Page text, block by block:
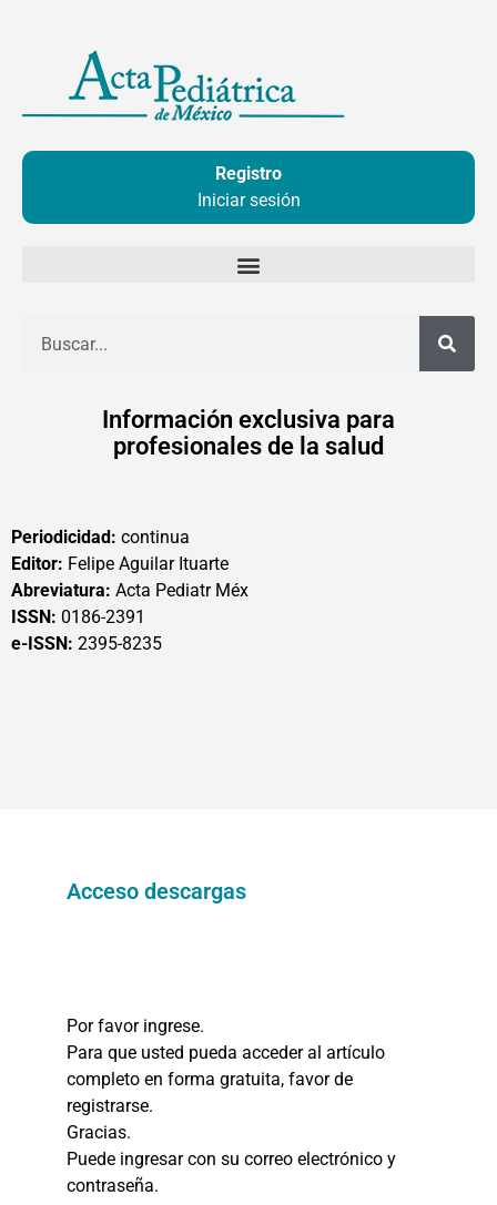
contenido
Registro
Iniciar sesión
Información exclusiva para
profesionales de la salud
Periodicidad: continua
Editor: Felipe Aguilar Ituarte
Abreviatura: Acta Pediatr Méx
ISSN: 0186-2391
e-ISSN: 2395-8235
Acceso descargas
Por favor ingrese.
Para que usted pueda acceder al artículo
completo en forma gratuita, favor de
registrarse.
Gracias.
Puede ingresar con su correo electrónico y
contraseña.